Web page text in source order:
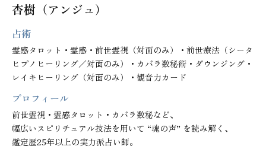
杏樹（アンジュ）
占術
霊感タロット・霊感・前世霊視（対面のみ）・前世療法（シータ
ヒプノヒーリング／対面のみ）・カバラ数秘術・ダウンジング・
レイキヒーリング（対面のみ）・観音力カード
プロフィール
前世霊視・霊感タロット・カバラ数秘など、
幅広いスピリチュアル技法を用いて “魂の声” を読み解く、
鑑定歴25年以上の実力派占い師。